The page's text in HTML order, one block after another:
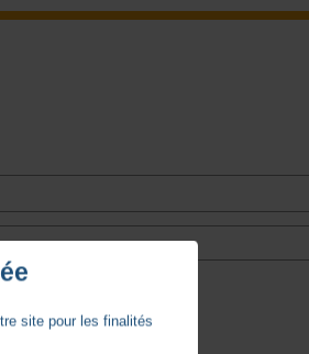
site pour les finalités